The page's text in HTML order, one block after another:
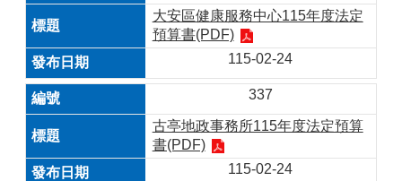
大安區健康服務中心115年度法定
預算書(PDF)
115-02-24
337
古亭地政事務所115年度法定預算
書(PDF)
115-02-24